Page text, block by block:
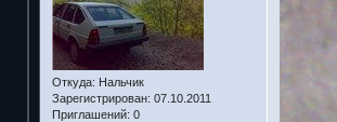
Откуда: Нальчик
Зарегистрирован: 07.10.2011
Приглашений: 0